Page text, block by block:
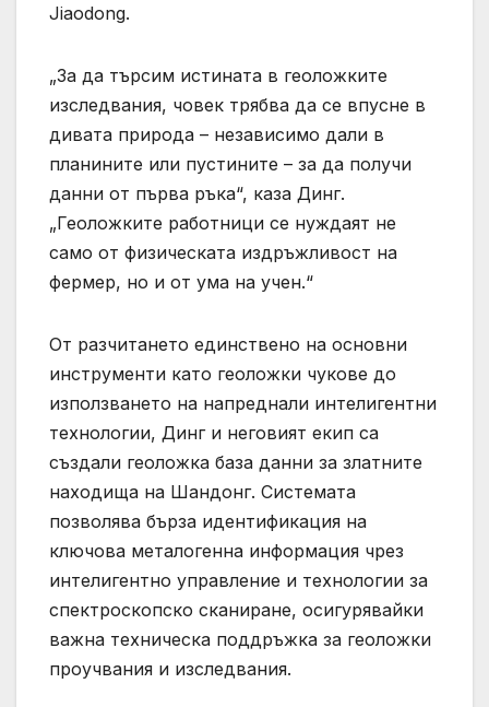
Jiaodong.
„За да търсим истината в геоложките
изследвания, човек трябва да се впусне в
дивата природа – независимо дали в
планините или пустините – за да получи
данни от първа ръка“, каза Динг.
„Геоложките работници се нуждаят не
само от физическата издръжливост на
фермер, но и от ума на учен.“
От разчитането единствено на основни
инструменти като геоложки чукове до
използването на напреднали интелигентни
технологии, Динг и неговият екип са
създали геоложка база данни за златните
находища на Шандонг. Системата
позволява бърза идентификация на
ключова металогенна информация чрез
интелигентно управление и технологии за
спектроскопско сканиране, осигурявайки
важна техническа поддръжка за геоложки
проучвания и изследвания.